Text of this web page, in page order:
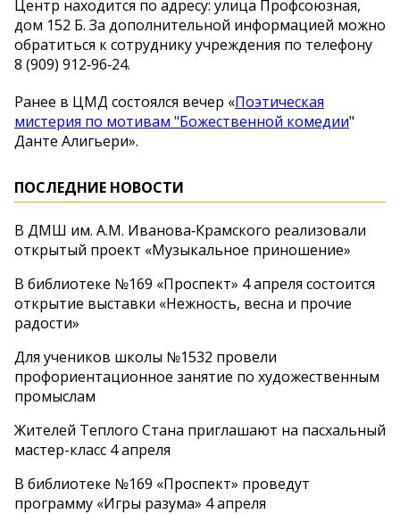
Центр находится по адресу: улица Профсоюзная,
дом 152 Б. За дополнительной информацией можно
обратиться к сотруднику учреждения по телефону
8 (909) 912‑96‑24.
Ранее в ЦМД состоялся вечер «Поэтическая
мистерия по мотивам "Божественной комедии"
Данте Алигьери».
ПОСЛЕДНИЕ НОВОСТИ
В ДМШ им. А.М. Иванова‑Крамского реализовали
открытый проект «Музыкальное приношение»
В библиотеке №169 «Проспект» 4 апреля состоится
открытие выставки «Нежность, весна и прочие
радости»
Для учеников школы №1532 провели
профориентационное занятие по художественным
промыслам
Жителей Теплого Стана приглашают на пасхальный
мастер-класс 4 апреля
В библиотеке №169 «Проспект» проведут
программу «Игры разума» 4 апреля